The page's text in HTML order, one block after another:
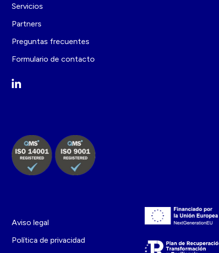
Servicios
Partners
Preguntas frecuentes
Formulario de contacto
Aviso legal
Política de privacidad